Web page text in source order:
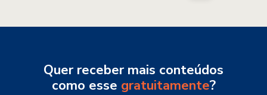
Quer receber mais conteúdos
como esse gratuitamente?